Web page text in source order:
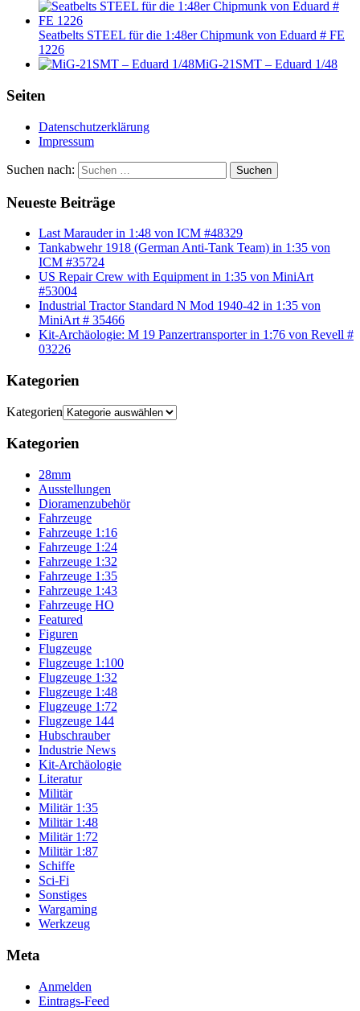
Seatbelts STEEL für die 1:48er Chipmunk von Eduard # FE
1226
MiG-21SMT – Eduard 1/48
Seiten
Datenschutzerklärung
Impressum
Suchen nach: Suchen
Neueste Beiträge
Last Marauder in 1:48 von ICM #48329
Tankabwehr 1918 (German Anti-Tank Team) in 1:35 von
ICM #35724
US Repair Crew with Equipment in 1:35 von MiniArt
#53004
Industrial Tractor Standard N Mod 1940-42 in 1:35 von
MiniArt # 35466
Kit-Archäologie: M 19 Panzertransporter in 1:76 von Revell #
03226
Kategorien
Kategorien
Kategorien
28mm
Ausstellungen
Dioramenzubehör
Fahrzeuge
Fahrzeuge 1:16
Fahrzeuge 1:24
Fahrzeuge 1:32
Fahrzeuge 1:35
Fahrzeuge 1:43
Fahrzeuge HO
Featured
Figuren
Flugzeuge
Flugzeuge 1:100
Flugzeuge 1:32
Flugzeuge 1:48
Flugzeuge 1:72
Flugzeuge 144
Hubschrauber
Industrie News
Kit-Archäologie
Literatur
Militär
Militär 1:35
Militär 1:48
Militär 1:72
Militär 1:87
Schiffe
Sci-Fi
Sonstiges
Wargaming
Werkzeug
Meta
Anmelden
Eintrags-Feed